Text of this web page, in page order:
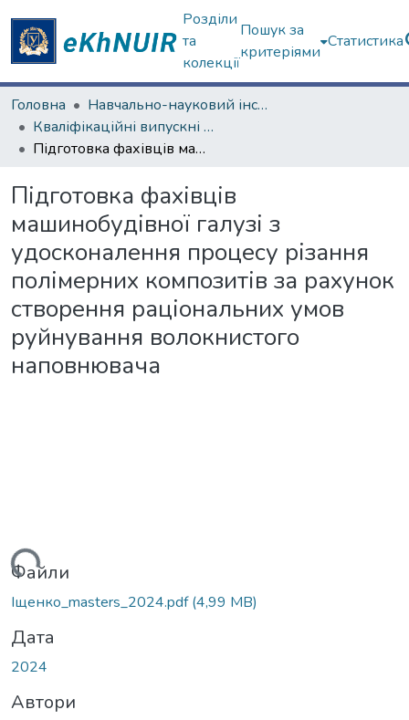
Розділи
та
колекції
Пошук за
критеріями
Статистика
Головна
Навчально-науковий інститут «Українська інженерно-педагогічна академія»
Кваліфікаційні випускні роботи магістрів. Навчально-науковий інститут «Українська інженерно-педагогічна академія»
Підготовка фахівців машинобудівної галузі з удосконалення процесу різання полімерних композитів за рахунок створення раціональних умов руйнування волокнистого наповнювача
Підготовка фахівців
машинобудівної галузі з
удосконалення процесу різання
полімерних композитів за рахунок
створення раціональних умов
руйнування волокнистого
наповнювача
Файли
Іщенко_masters_2024.pdf(4,99 MB)
Дата
2024
Автори